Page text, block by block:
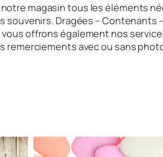
magasin tous les éléments
souvenirs. Dragées – Contenants
offrons également nos
remerciements avec ou sans